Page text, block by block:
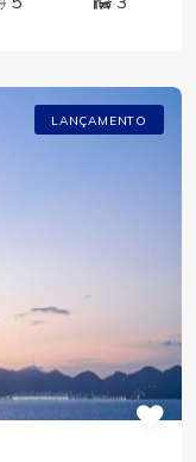
LANÇAMENTO